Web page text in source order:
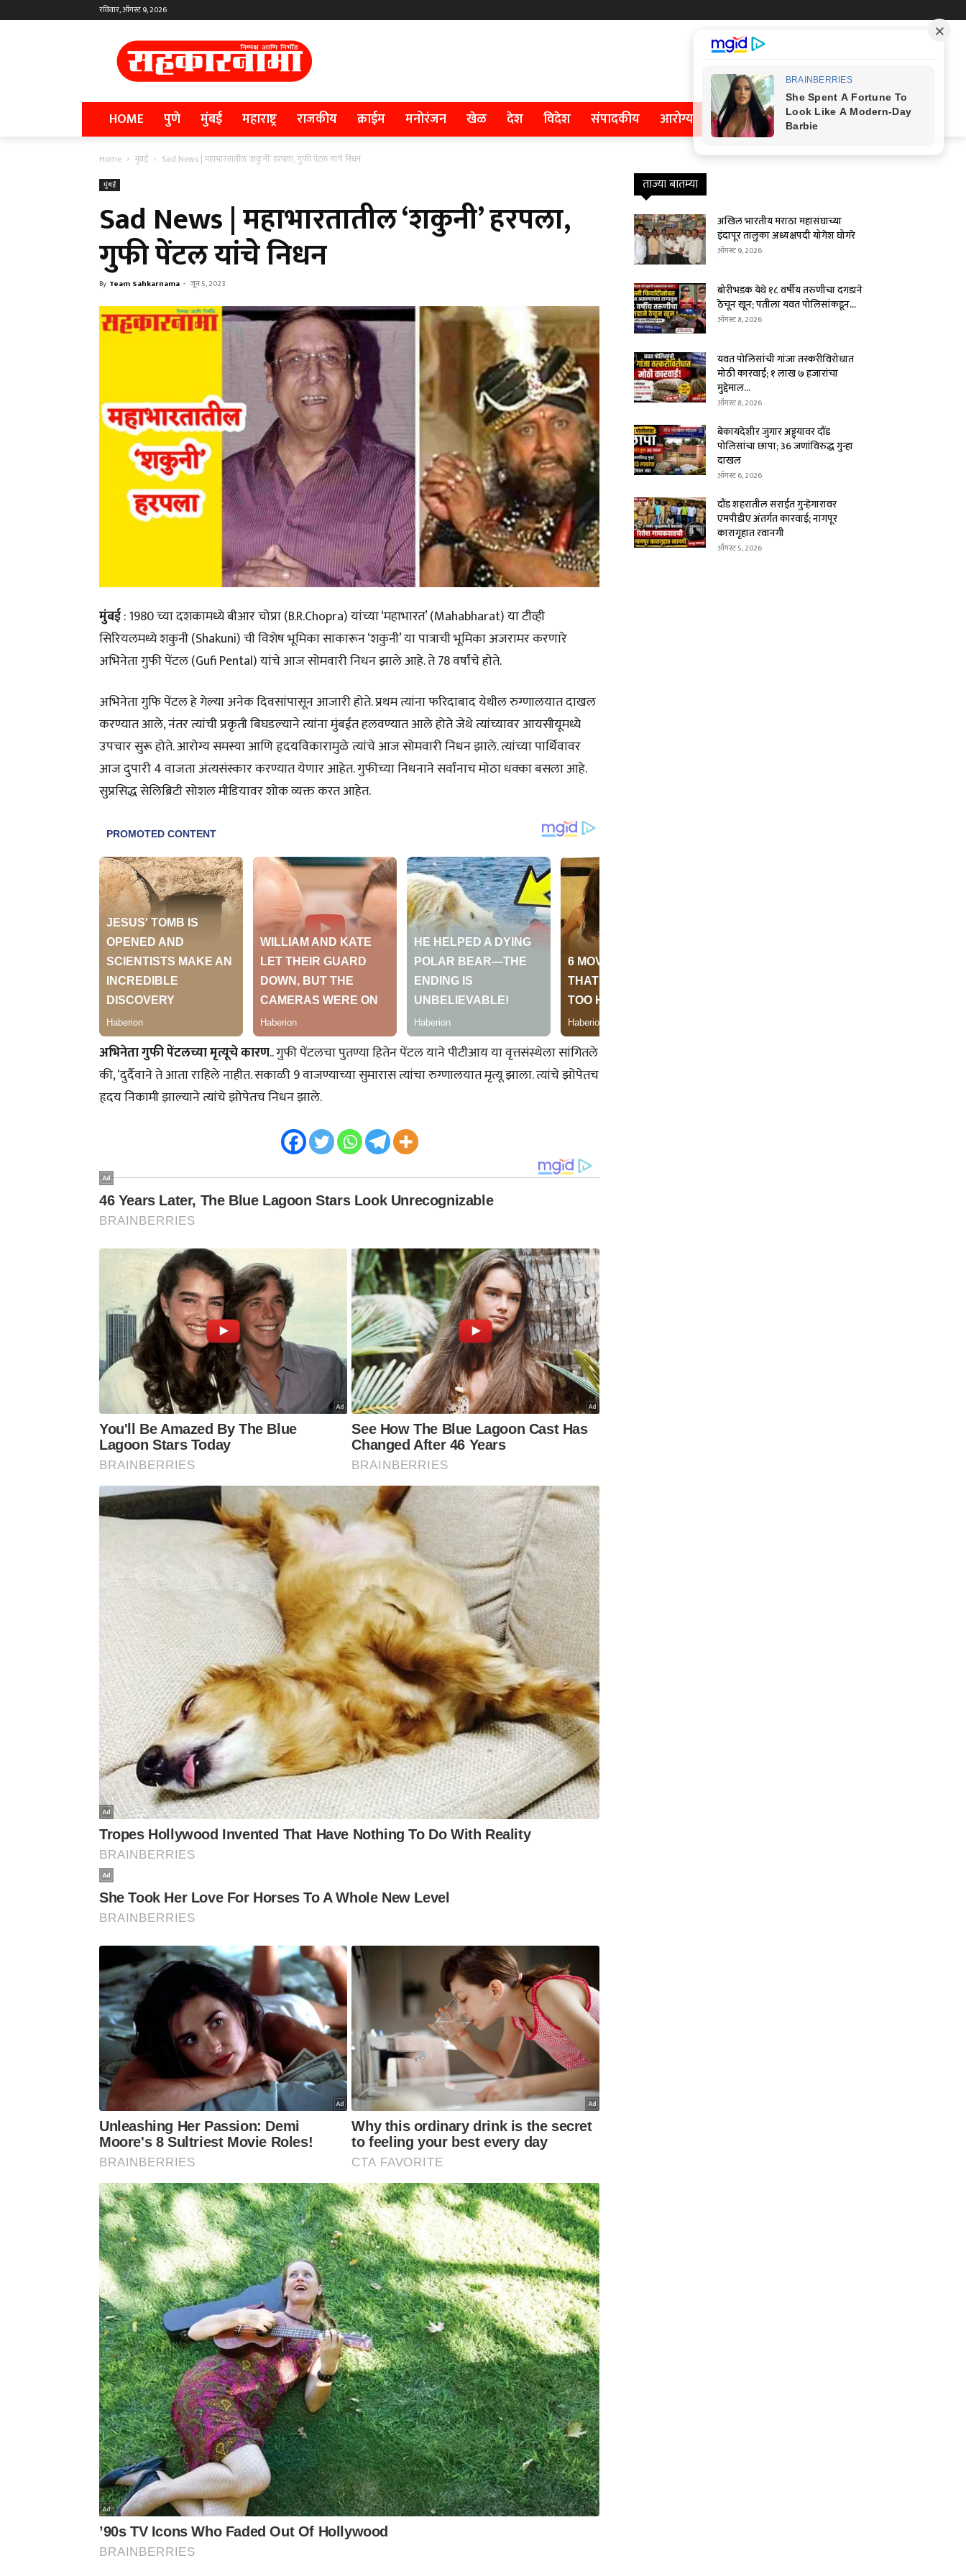
रविवार, ऑगस्ट 9, 2026
HOME पुणे मुंबई महाराष्ट्र राजकीय क्राईम मनोरंजन खेळ देश विदेश संपादकीय आरोग्य
Home मुंबई Sad News | महाभारतातील ‘शकुनी’ हरपला, गुफी पेंटल यांचे निधन
मुंबई
Sad News | महाभारतातील ‘शकुनी’ हरपला,
गुफी पेंटल यांचे निधन
By Team Sahkarnama - जून 5, 2023
मुंबई: 1980 च्या दशकामध्ये बीआर चोप्रा (B.R.Chopra) यांच्या ‘महाभारत’ (Mahabharat) या टीव्ही
सिरियलमध्ये शकुनी (Shakuni) ची विशेष भूमिका साकारून ‘शकुनी’ या पात्राची भूमिका अजरामर करणारे
अभिनेता गुफी पेंटल (Gufi Pental) यांचे आज सोमवारी निधन झाले आहे. ते 78 वर्षांचे होते.
अभिनेता गुफि पेंटल हे गेल्या अनेक दिवसांपासून आजारी होते. प्रथम त्यांना फरिदाबाद येथील रुग्णालयात दाखल
करण्यात आले, नंतर त्यांची प्रकृती बिघडल्याने त्यांना मुंबईत हलवण्यात आले होते जेथे त्यांच्यावर आयसीयूमध्ये
उपचार सुरू होते. आरोग्य समस्या आणि हृदयविकारामुळे त्यांचे आज सोमवारी निधन झाले. त्यांच्या पार्थिवावर
आज दुपारी 4 वाजता अंत्यसंस्कार करण्यात येणार आहेत. गुफीच्या निधनाने सर्वांनाच मोठा धक्का बसला आहे.
सुप्रसिद्ध सेलिब्रिटी सोशल मीडियावर शोक व्यक्त करत आहेत.
अभिनेता गुफी पेंटलच्या मृत्यूचे कारण.. गुफी पेंटलचा पुतण्या हितेन पेंटल याने पीटीआय या वृत्तसंस्थेला सांगितले
की, ‘दुर्दैवाने ते आता राहिले नाहीत. सकाळी 9 वाजण्याच्या सुमारास त्यांचा रुग्णालयात मृत्यू झाला. त्यांचे झोपेतच
हृदय निकामी झाल्याने त्यांचे झोपेतच निधन झाले.
ताज्या बातम्या
अखिल भारतीय मराठा महासंघाच्या
इंदापूर तालुका अध्यक्षपदी योगेश घोगरे
ऑगस्ट 9, 2026
बोरीभडक येथे १८ वर्षीय तरुणीचा दगडाने
ठेचून खून; पतीला यवत पोलिसांकडून...
ऑगस्ट 8, 2026
यवत पोलिसांची गांजा तस्करीविरोधात
मोठी कारवाई; १ लाख ७ हजारांचा
मुद्देमाल...
ऑगस्ट 8, 2026
बेकायदेशीर जुगार अड्ड्यावर दौंड
पोलिसांचा छापा; 36 जणांविरुद्ध गुन्हा
दाखल
ऑगस्ट 6, 2026
दौंड शहरातील सराईत गुन्हेगारावर
एमपीडीए अंतर्गत कारवाई; नागपूर
कारागृहात रवानगी
ऑगस्ट 5, 2026